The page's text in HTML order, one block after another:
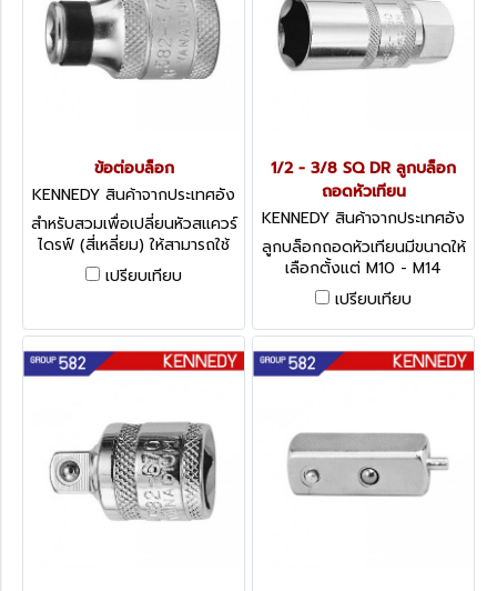
ข้อต่อบล็อก
KENNEDY สินค้าจากประเทศอัง
กฤษ-2
สำหรับสวมเพื่อเปลี่ยนหัวสแควร์
ไดรฟ์ (สี่เหลี่ยม) ให้สามารถใช้
ดอกขันหกเหลี่ยมได้ Kennedy
Hex Bit Adaptor
เปรียบเทียบ
1/2 - 3/8 SQ DR ลูกบล็อก
ถอดหัวเทียน
KENNEDY สินค้าจากประเทศอัง
กฤษ-2
ลูกบล็อกถอดหัวเทียนมีขนาดให้
เลือกตั้งแต่ M10 - M14
Kennedy Spark Plug
Sockets
เปรียบเทียบ